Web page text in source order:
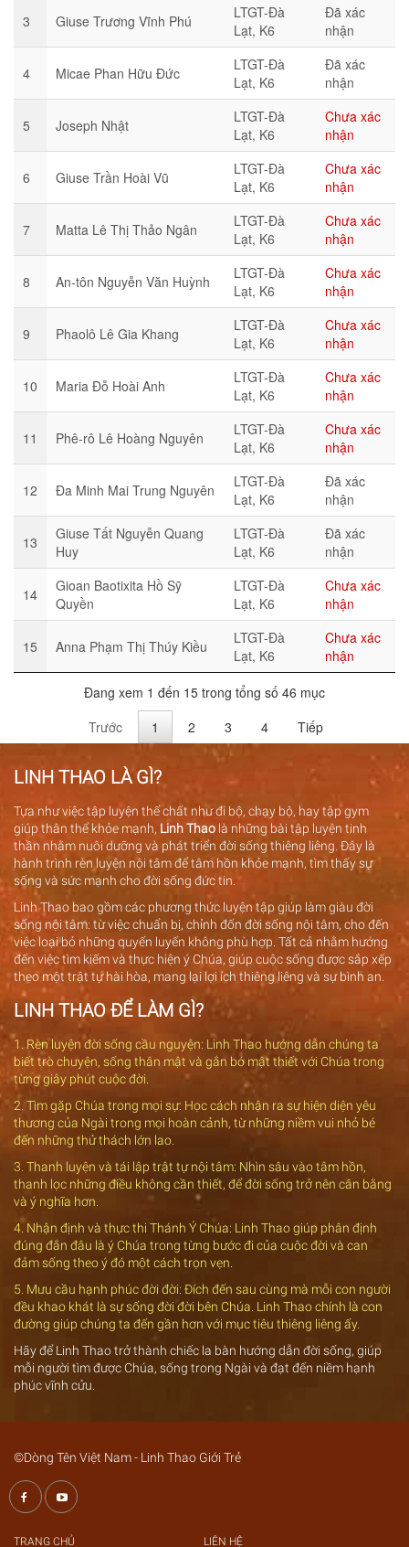
3 Giuse Trương Vĩnh Phú
LTGT-Đà
Lạt, K6
Đã xác
nhận
4 Micae Phan Hữu Đức
LTGT-Đà
Lạt, K6
Đã xác
nhận
5 Joseph Nhật
LTGT-Đà
Lạt, K6
Chưa xác
nhận
6 Giuse Trần Hoài Vũ
LTGT-Đà
Lạt, K6
Chưa xác
nhận
7 Matta Lê Thị Thảo Ngân
LTGT-Đà
Lạt, K6
Chưa xác
nhận
8 An-tôn Nguyễn Văn Huỳnh
LTGT-Đà
Lạt, K6
Chưa xác
nhận
9 Phaolô Lê Gia Khang
LTGT-Đà
Lạt, K6
Chưa xác
nhận
10 Maria Đỗ Hoài Anh
LTGT-Đà
Lạt, K6
Chưa xác
nhận
11 Phê-rô Lê Hoàng Nguyên
LTGT-Đà
Lạt, K6
Chưa xác
nhận
12 Đa Minh Mai Trung Nguyên
LTGT-Đà
Lạt, K6
Đã xác
nhận
13
Giuse Tất Nguyễn Quang
Huy
LTGT-Đà
Lạt, K6
Đã xác
nhận
14
Gioan Baotixita Hồ Sỹ
Quyền
LTGT-Đà
Lạt, K6
Chưa xác
nhận
15 Anna Phạm Thị Thúy Kiều
LTGT-Đà
Lạt, K6
Chưa xác
nhận
Đang xem 1 đến 15 trong tổng số 46 mục
Trước
1 2 3 4 Tiếp
LINH THAO LÀ GÌ?
Tựa như việc tập luyện thể chất như đi bộ, chạy bộ, hay tập gym
giúp thân thể khỏe mạnh, Linh Thao là những bài tập luyện tinh
thần nhằm nuôi dưỡng và phát triển đời sống thiêng liêng. Đây là
hành trình rèn luyện nội tâm để tâm hồn khỏe mạnh, tìm thấy sự
sống và sức mạnh cho đời sống đức tin.
Linh Thao bao gồm các phương thức luyện tập giúp làm giàu đời
sống nội tâm: từ việc chuẩn bị, chỉnh đốn đời sống nội tâm, cho đến
việc loại bỏ những quyến luyến không phù hợp. Tất cả nhằm hướng
đến việc tìm kiếm và thực hiện ý Chúa, giúp cuộc sống được sắp xếp
theo một trật tự hài hòa, mang lại lợi ích thiêng liêng và sự bình an.
LINH THAO ĐỂ LÀM GÌ?
1. Rèn luyện đời sống cầu nguyện: Linh Thao hướng dẫn chúng ta
biết trò chuyện, sống thân mật và gắn bó mật thiết với Chúa trong
từng giây phút cuộc đời.
2. Tìm gặp Chúa trong mọi sự: Học cách nhận ra sự hiện diện yêu
thương của Ngài trong mọi hoàn cảnh, từ những niềm vui nhỏ bé
đến những thử thách lớn lao.
3. Thanh luyện và tái lập trật tự nội tâm: Nhìn sâu vào tâm hồn,
thanh lọc những điều không cần thiết, để đời sống trở nên cân bằng
và ý nghĩa hơn.
4. Nhận định và thực thi Thánh Ý Chúa: Linh Thao giúp phân định
đúng đắn đâu là ý Chúa trong từng bước đi của cuộc đời và can
đảm sống theo ý đó một cách trọn vẹn.
5. Mưu cầu hạnh phúc đời đời: Đích đến sau cùng mà mỗi con người
đều khao khát là sự sống đời đời bên Chúa. Linh Thao chính là con
đường giúp chúng ta đến gần hơn với mục tiêu thiêng liêng ấy.
Hãy để Linh Thao trở thành chiếc la bàn hướng dẫn đời sống, giúp
mỗi người tìm được Chúa, sống trong Ngài và đạt đến niềm hạnh
phúc vĩnh cửu.
©Dòng Tên Việt Nam - Linh Thao Giới Trẻ
TRANG CHỦ LIÊN HỆ